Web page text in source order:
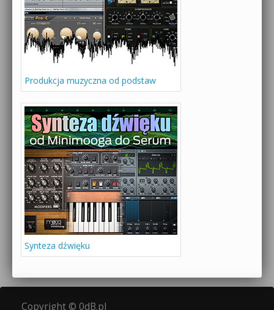
Produkcja muzyczna od podstaw
Synteza dźwięku
Copyright © 0dB.pl